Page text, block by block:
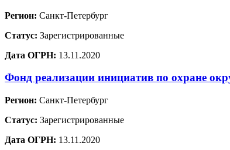
Регион: Санкт-Петербург
Статус: Зарегистрированные
Дата ОГРН: 13.11.2020
Фонд реализации инициатив по охране
Регион: Санкт-Петербург
Статус: Зарегистрированные
Дата ОГРН: 13.11.2020